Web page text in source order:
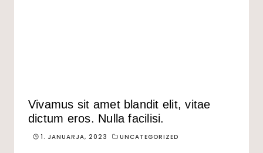
Vivamus sit amet blandit elit, vitae
dictum eros. Nulla facilisi.
1. JANUARJA, 2023 UNCATEGORIZED